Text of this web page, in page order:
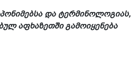
და ტერმინოლოგიას,
აფხაზეთში გამოიყენება